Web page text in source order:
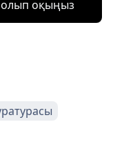
оқыңыз